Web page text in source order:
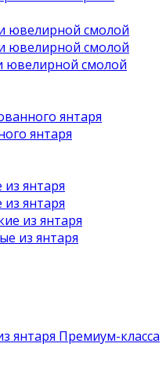
ювелирной смолой
ювелирной смолой
ювелирной смолой
янтаря
янтаря
янтаря
из янтаря
из янтаря
из янтаря
янтаря Премиум-класса